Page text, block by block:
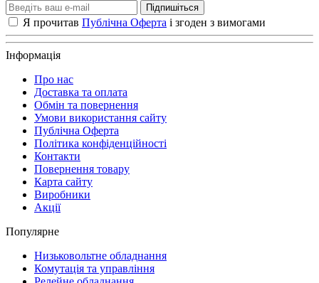
Підпишіться
Я прочитав Публічна Оферта і згоден з вимогами
Інформація
Про нас
Доставка та оплата
Обмін та повернення
Умови використання сайту
Публічна Оферта
Політика конфіденційності
Контакти
Повернення товару
Карта сайту
Виробники
Акції
Популярне
Низьковольтне обладнання
Комутація та управління